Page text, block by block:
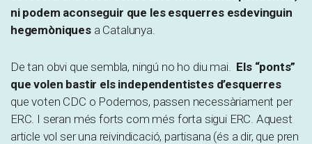
ni podem aconseguir que les esquerres esdevinguin
hegemòniquesa Catalunya.
De tan obvi que sembla, ningú no ho diu mai. Els “ponts”
que volen bastir els independentistes d’esquerres
que voten CDC o Podemos, passen necessàriament per
ERC. I seran més forts com més forta sigui ERC. Aquest
article vol ser una reivindicació, partisana (és a dir, que pren